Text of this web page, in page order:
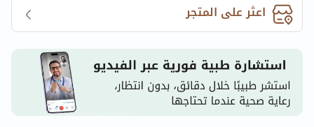
اعثر على المتجر